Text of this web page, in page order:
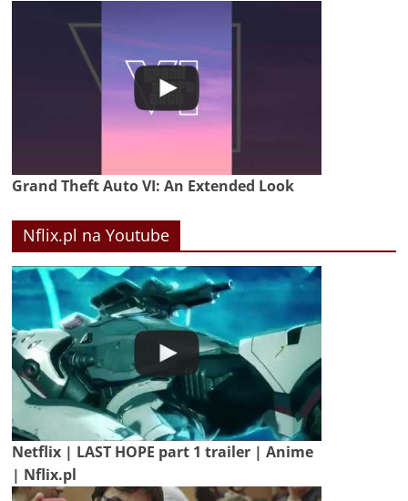
Grand Theft Auto VI: An Extended Look
Nflix.pl na Youtube
Netflix | LAST HOPE part 1 trailer | Anime
| Nflix.pl